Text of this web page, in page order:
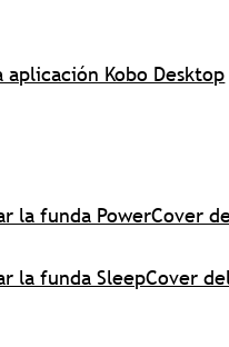
aplicación Kobo Desktop
la funda PowerCover
la funda SleepCover